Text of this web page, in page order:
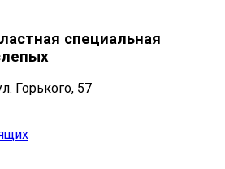
специальная
Горького, 57